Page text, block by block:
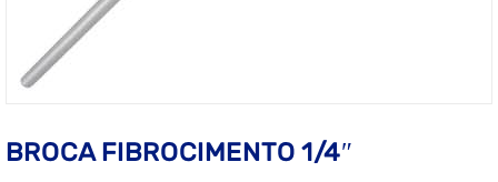
BROCA FIBROCIMENTO 1/4″